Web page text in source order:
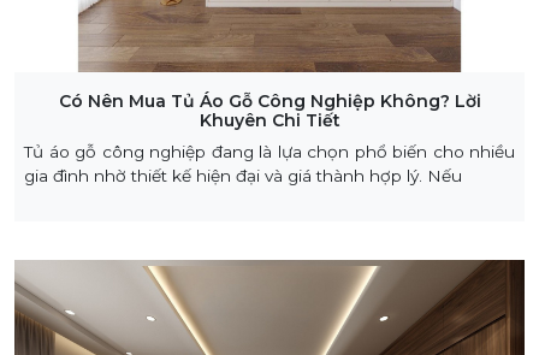
Có Nên Mua Tủ Áo Gỗ Công Nghiệp Không? Lời
Khuyên Chi Tiết
Tủ áo gỗ công nghiệp đang là lựa chọn phổ biến cho nhiều
gia đình nhờ thiết kế hiện đại và giá thành hợp lý. Nếu